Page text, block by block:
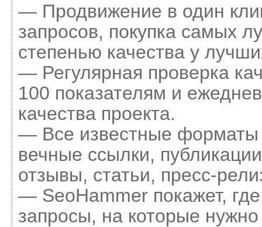
— Продвижение в один
запросов, покупка самых
степенью качества у
— Регулярная проверка
100 показателям и
качества проекта.
— Все известные форматы
вечные ссылки,
отзывы, статьи, пресс-
— SeoHammer покажет,
запросы, на которые